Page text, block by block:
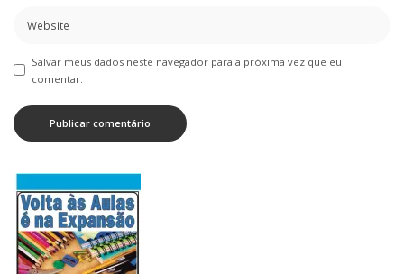
Salvar meus dados neste navegador para a próxima vez que eu
comentar.